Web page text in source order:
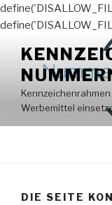
Inhalt
springen
Werbemittel
DIE SEITE